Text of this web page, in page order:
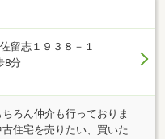
留志１９３８－１
8分
ろん仲介も行っておりま
住宅を売りたい、買いた